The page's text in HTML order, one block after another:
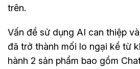
trên.
Vấn đề sử dụng AI can thiệp
đã trở thành mối lo ngại kể từ
hành 2 sản phẩm bao gồm